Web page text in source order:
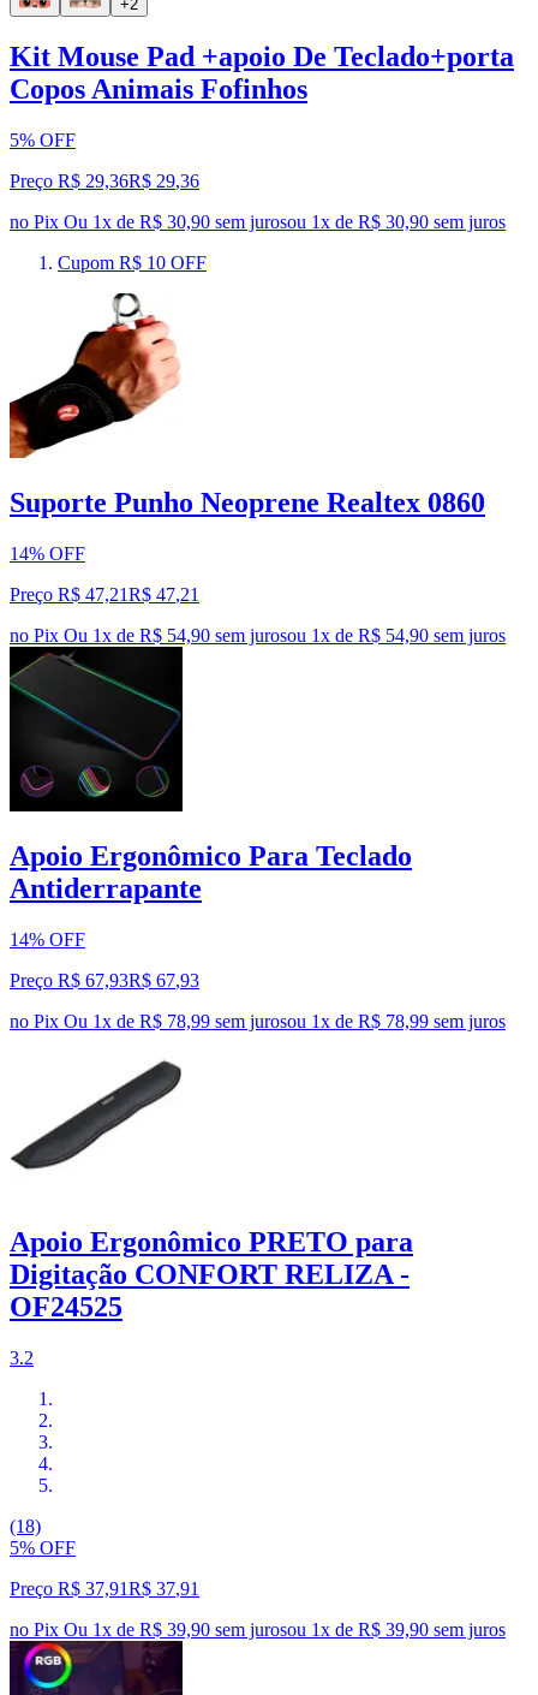
+2
Kit Mouse Pad +apoio De Teclado+porta
Copos Animais Fofinhos
5% OFF
Preço R$ 29,36R$ 29,36
no Pix Ou 1x de R$ 30,90 sem jurosou 1x de R$ 30,90 sem juros
Cupom R$ 10 OFF
Suporte Punho Neoprene Realtex 0860
14% OFF
Preço R$ 47,21R$ 47,21
no Pix Ou 1x de R$ 54,90 sem jurosou 1x de R$ 54,90 sem juros
Apoio Ergonômico Para Teclado
Antiderrapante
14% OFF
Preço R$ 67,93R$ 67,93
no Pix Ou 1x de R$ 78,99 sem jurosou 1x de R$ 78,99 sem juros
Apoio Ergonômico PRETO para
Digitação CONFORT RELIZA -
OF24525
3.2
(18)
5% OFF
Preço R$ 37,91R$ 37,91
no Pix Ou 1x de R$ 39,90 sem jurosou 1x de R$ 39,90 sem juros